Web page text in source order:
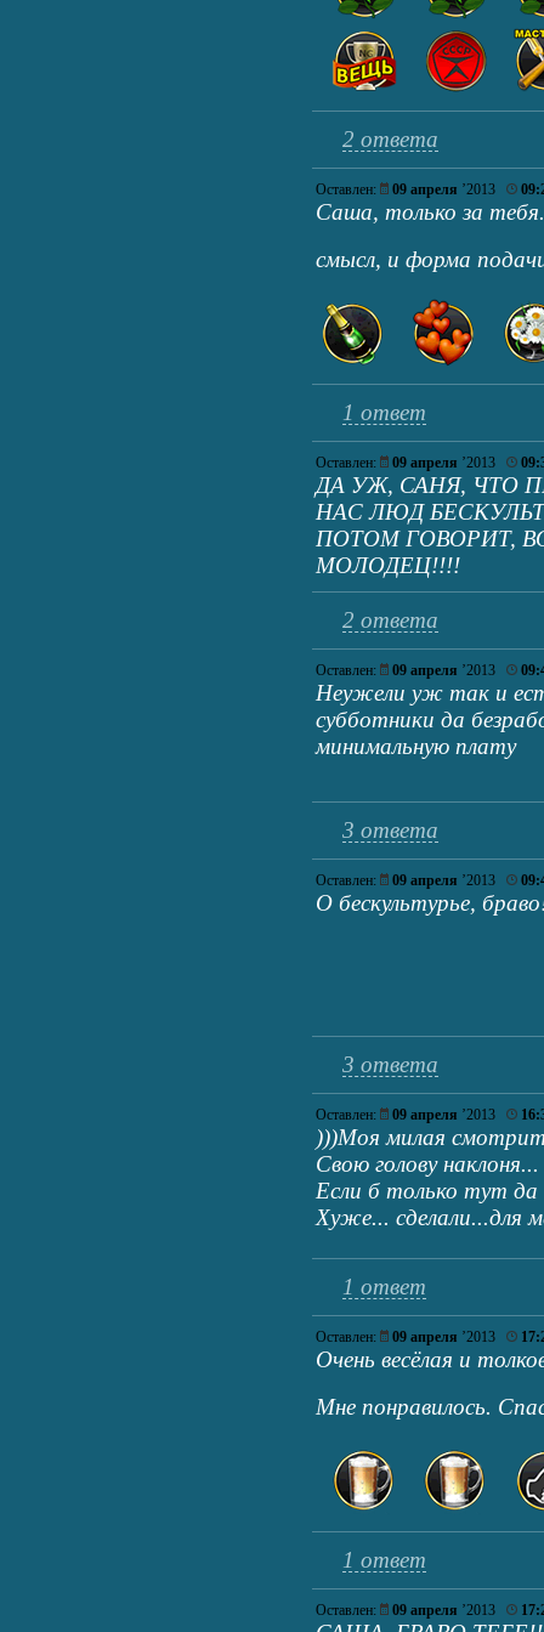
2 ответа
Оставлен: 09 апреля ’2013
Саша, только за
смысл, и форма
1 ответ
Оставлен: 09 апреля ’2013
ДА УЖ, САНЯ, ЧТО
НАС ЛЮД
ПОТОМ ГОВОРИТ,
МОЛОДЕЦ!!!!
2 ответа
Оставлен: 09 апреля ’2013
Неужели уж так и
субботники да
минимальную плату
3 ответа
Оставлен: 09 апреля ’2013
О бескультурье,
3 ответа
Оставлен: 09 апреля ’2013
)))Моя милая смотрит
Свою голову наклоня...
Если б только тут да
Хуже... сделали...для
1 ответ
Оставлен: 09 апреля ’2013
Очень весёлая и
Мне понравилось.
1 ответ
Оставлен: 09 апреля ’2013